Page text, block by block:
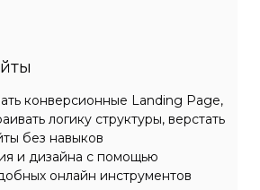
конверсионные Landing Page,
логику структуры, верстать
без навыков
и дизайна с помощью
онлайн инструментов